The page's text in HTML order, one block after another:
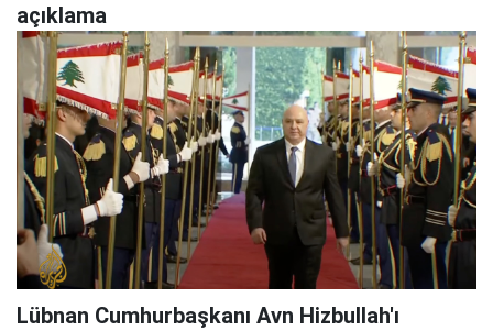
açıklama
Lübnan Cumhurbaşkanı Avn Hizbullah'ı